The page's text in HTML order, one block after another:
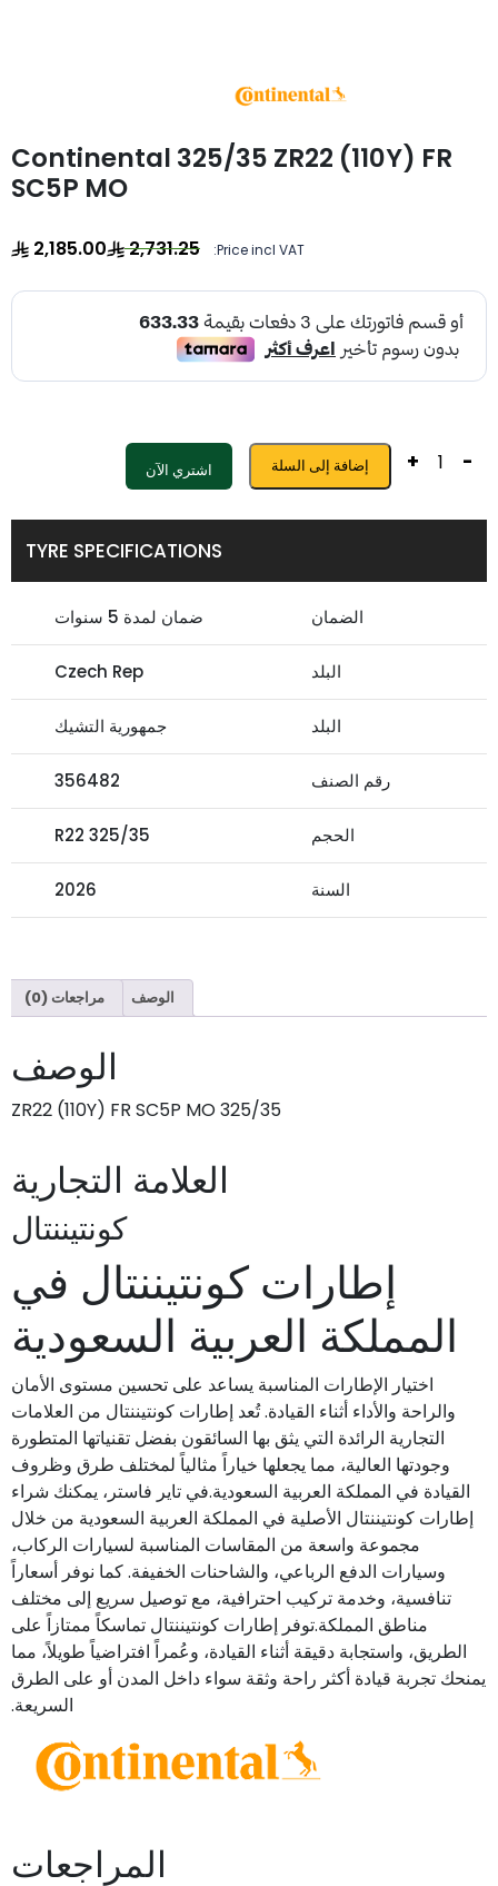
Continental 325/35 ZR22 (110Y) FR
SC5P MO
Price incl VAT:
2,731.25
2,185.00
-
+ إضافة إلى السلة اشتري الآن
TYRE SPECIFICATIONS
الضمان ضمان لمدة 5 سنوات
البلد Czech Rep
البلد جمهورية التشيك
رقم الصنف 356482
الحجم 325/35 R22
السنة 2026
الوصف مراجعات (0)
الوصف
325/35 ZR22 (110Y) FR SC5P MO
العلامة التجارية
كونتيننتال
إطارات كونتيننتال في
المملكة العربية السعودية
اختيار الإطارات المناسبة يساعد على تحسين مستوى الأمان
والراحة والأداء أثناء القيادة. تُعد إطارات كونتيننتال من العلامات
التجارية الرائدة التي يثق بها السائقون بفضل تقنياتها المتطورة
وجودتها العالية، مما يجعلها خياراً مثالياً لمختلف طرق وظروف
القيادة في المملكة العربية السعودية.في تاير فاستر، يمكنك شراء
إطارات كونتيننتال الأصلية في المملكة العربية السعودية من خلال
مجموعة واسعة من المقاسات المناسبة لسيارات الركاب،
وسيارات الدفع الرباعي، والشاحنات الخفيفة. كما نوفر أسعاراً
تنافسية، وخدمة تركيب احترافية، مع توصيل سريع إلى مختلف
مناطق المملكة.توفر إطارات كونتيننتال تماسكاً ممتازاً على
الطريق، واستجابة دقيقة أثناء القيادة، وعُمراً افتراضياً طويلاً، مما
يمنحك تجربة قيادة أكثر راحة وثقة سواء داخل المدن أو على الطرق
السريعة.
المراجعات